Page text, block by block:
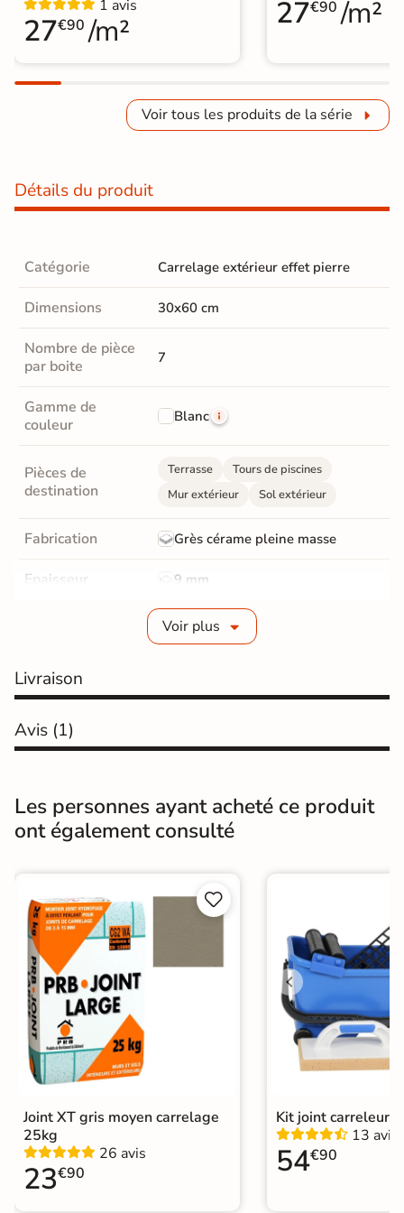
1 avis
27€90 /m² 27€90 /m²
Voir tous les produits de la série
Détails du produit
Catégorie Carrelage extérieur effet pierre
Dimensions 30x60 cm
Nombre de pièce
par boite
7
Gamme de
couleur
Blanc
Pièces de
destination
Terrasse
Tours de piscines
Mur extérieur
Sol extérieur
Fabrication Grès cérame pleine masse
Epaisseur 9 mm
R11 - Très antidérapant
Coefficient
antidérapant
C
Résistance à
Masse colorée Oui
Finition Mate
Surface Antidérapante et structurée
Résistant au Gel
Conditionnement
Choix
Support Ancien carrelage
Normes
Voir plus
Livraison
Avis (1)
Les personnes ayant acheté ce produit
ont également consulté


Joint XT gris moyen carrelage
25kg
26 avis
23€90
Kit joint carreleur
13 avis
54€90